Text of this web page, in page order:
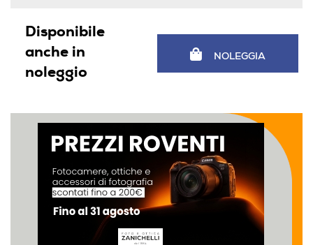
Disponibile
anche in
noleggio
NOLEGGIA